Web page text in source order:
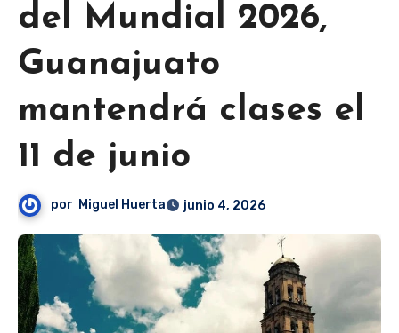
del Mundial 2026,
Guanajuato
mantendrá clases el
11 de junio
por Miguel Huerta junio 4, 2026